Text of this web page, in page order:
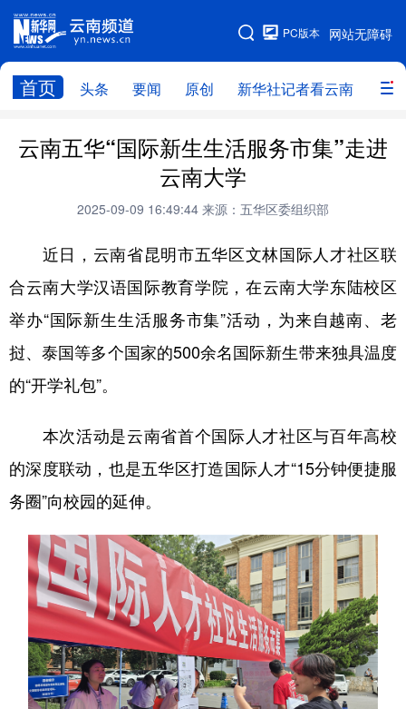
网站无障碍
PC版本
首页 头条 要闻 原创 新华社记者看云南 政务
网站地图
头条 云南要闻 本网原创
政务
廉政 云南省领导报道集 旅游
教育
州市
社会
图片
经济 服务 云南故事
云南青年说 趣看文物
云南五华“国际新生生活服务市集”走进
云南大学
2025-09-09 16:49:44 来源：五华区委组织部
近日，云南省昆明市五华区文林国际人才社区联
合云南大学汉语国际教育学院，在云南大学东陆校区
举办“国际新生生活服务市集”活动，为来自越南、老
挝、泰国等多个国家的500余名国际新生带来独具温度
的“开学礼包”。
本次活动是云南省首个国际人才社区与百年高校
的深度联动，也是五华区打造国际人才“15分钟便捷服
务圈”向校园的延伸。